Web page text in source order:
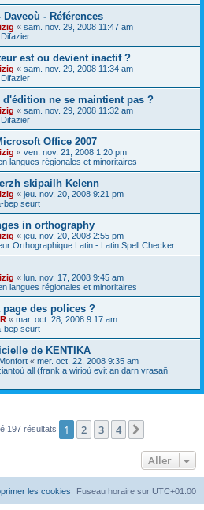
- Références
« sam. nov. 29, 2008 11:47 am
est ou devient inactif ?
« sam. nov. 29, 2008 11:34 am
ne se maintient pas ?
« sam. nov. 29, 2008 11:32 am
Office 2007
« ven. nov. 21, 2008 1:20 pm
langues régionales et minoritaires
skipailh Kelenn
« jeu. nov. 20, 2008 9:21 pm
bep seurt
in orthography
« jeu. nov. 20, 2008 2:55 pm
Orthographique Latin - Latin Spell Checker
« lun. nov. 17, 2008 9:45 am
langues régionales et minoritaires
des polices ?
« mar. oct. 28, 2008 9:17 am
bep seurt
de KENTIKA
« mer. oct. 22, 2008 9:35 am
all (frank a wirioù evit an darn vrasañ
197 résultats 1 2 3 4
Aller
Fuseau horaire sur UTC+01:00
les cookies